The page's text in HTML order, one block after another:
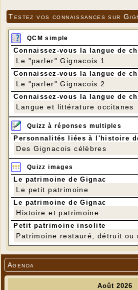
Agenda
Testez vos connaissances sur
QCM simple
Connaissez-vous la langue de
Le "parler" Gignacois 1
Connaissez-vous la langue de
Le "parler" Gignacois 2
Connaissez-vous la langue de
Langue et littérature occitanes
Quizz à réponses multiples
Personnalités liées à l'histoire
Des Gignacois célèbres
Quizz images
Le patrimoine de Gignac
Le petit patrimoine
Le patrimoine de Gignac
Histoire et patrimoine
Petit patrimoine insolite
Patrimoine restauré, détruit ou